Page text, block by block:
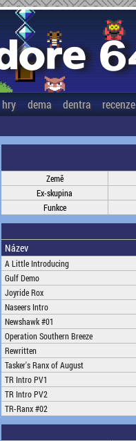
hry dema dentra recenze
Země
Ex-skupina
Funkce
Název
A Little Introducing
Gulf Demo
Joyride Rox
Naseers Intro
Newshawk #01
Operation Southern Breeze
Rewritten
Tasker's Ranx of August
TR Intro PV1
TR Intro PV2
TR-Ranx #02